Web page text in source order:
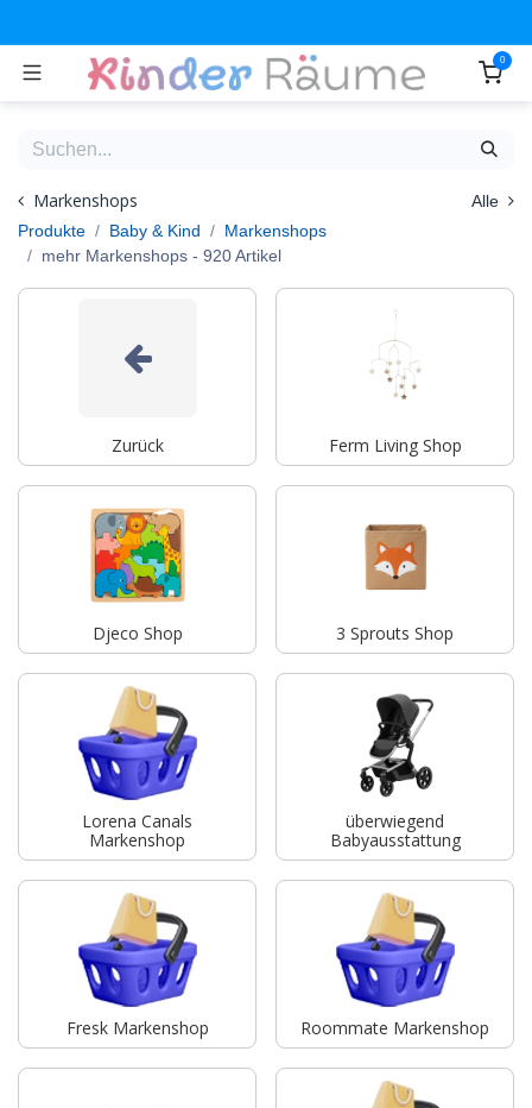
0
Markenshops
Alle
Produkte
Baby & Kind
Markenshops
mehr Markenshops - 920 Artikel
Zurück Ferm Living Shop
Djeco Shop 3 Sprouts Shop
Lorena Canals
Markenshop
überwiegend
Babyausstattung
Fresk Markenshop Roommate Markenshop